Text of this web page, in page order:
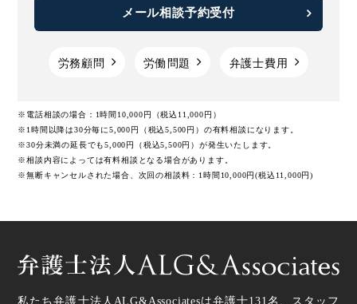
メール相談予約受付
労務顧問 労働問題 弁護士費用
※電話相談の場合：1時間10,000円（税込11,000円）
※1時間以降は30分毎に5,000円（税込5,500円）の有料相談になります。
※30分未満の延長でも5,000円（税込5,500円）が発生いたします。
※相談内容によっては有料相談となる場合があります。
※無断キャンセルされた場合、次回の相談料：1時間10,000円(税込11,000円)
私たち弁護士法人ALG&Associatesは弁護士131 名、スタッフ